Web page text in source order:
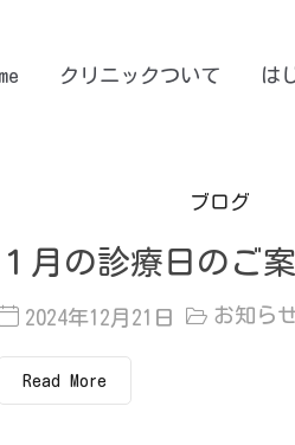
クリニックついて は
ブログ
１月の診療日のご
2024年12月21日 お知ら
Read More